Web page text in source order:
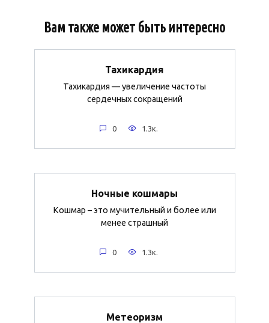
Вам также может быть интересно
Тахикардия
Тахикардия — увеличение частоты
сердечных сокращений
0 1.3к.
Ночные кошмары
Кошмар – это мучительный и более или
менее страшный
0 1.3к.
Метеоризм